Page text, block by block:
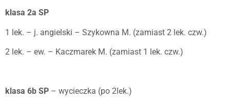
klasa 2a SP
1 lek. – j. angielski – Szykowna M. (zamiast 2 lek. czw.)
2 lek. – ew. – Kaczmarek M. (zamiast 1 lek. czw.)
klasa 6b SP – wycieczka (po 2lek.)